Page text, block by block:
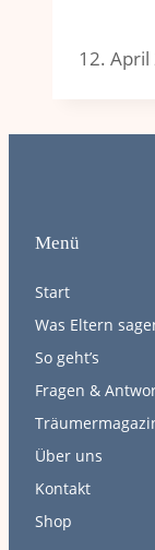
12. April
Menü
Start
Was Eltern
So geht’s
Fragen &
Über uns
Kontakt
Shop